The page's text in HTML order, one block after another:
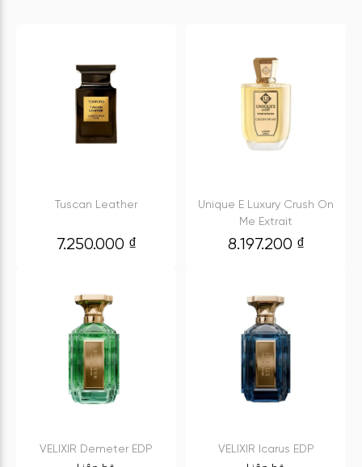
Tuscan Leather
7.250.000 ₫
Unique E Luxury Crush On
Me Extrait
8.197.200 ₫
VELIXIR Demeter EDP
VELIXIR Icarus EDP